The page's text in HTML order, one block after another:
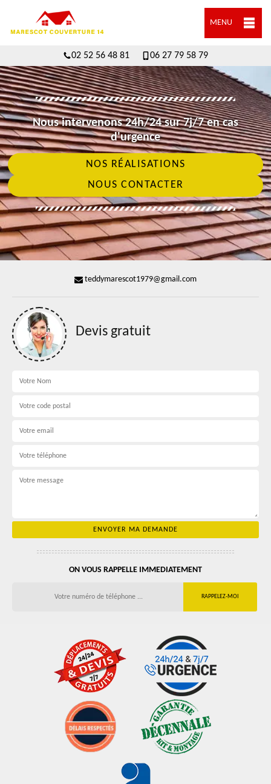
MENU
02 52 56 48 81 06 27 79 58 79
Nous intervenons 24h/24 sur 7j/7 en cas
d'urgence
NOS RÉALISATIONS
NOUS CONTACTER
teddymarescot1979@gmail.com
Devis gratuit
ON VOUS RAPPELLE IMMEDIATEMENT